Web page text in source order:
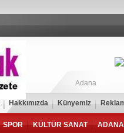
Adana
Hakkımızda Künyemiz
SPOR KÜLTÜR SANAT ADANA